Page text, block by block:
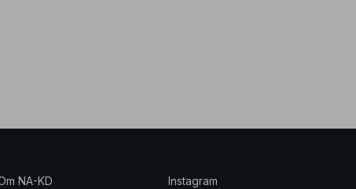
NA-KD Instagram